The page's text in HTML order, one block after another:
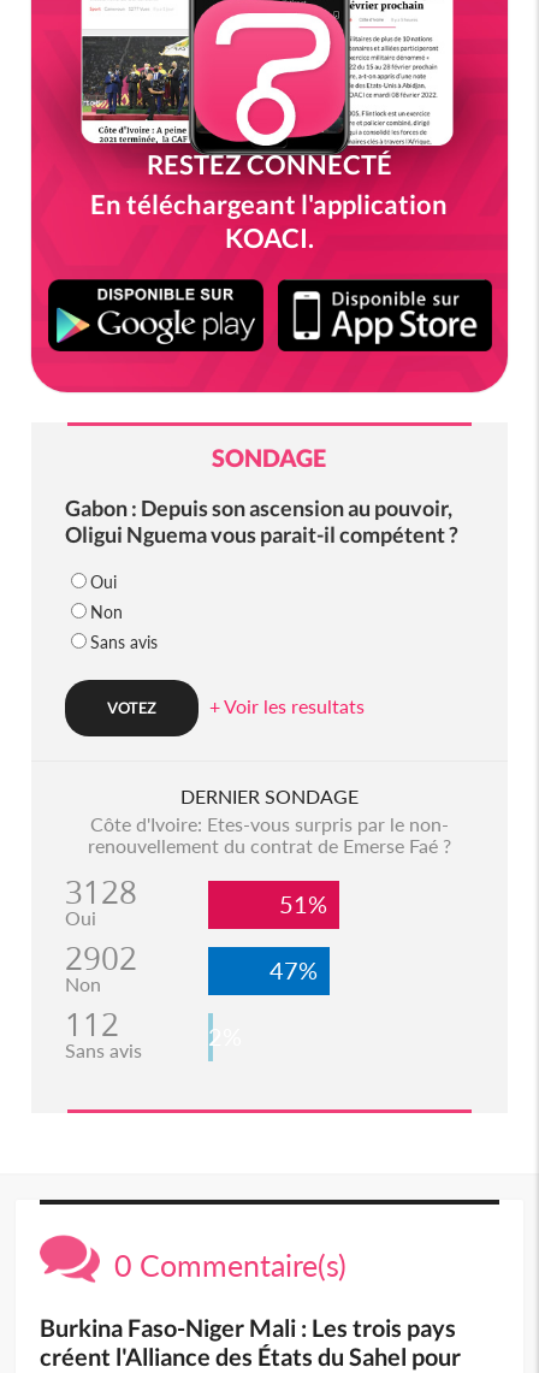
RESTEZ CONNECTÉ
En téléchargeant l'application
KOACI.
SONDAGE
Gabon : Depuis son ascension au pouvoir,
Oligui Nguema vous parait-il compétent ?
Oui
Non
Sans avis
+ Voir les resultats
DERNIER SONDAGE
Côte d'Ivoire: Etes-vous surpris par le non-
renouvellement du contrat de Emerse Faé ?
3128
Oui 51%
2902
Non 47%
112
Sans avis 2%
0 Commentaire(s)
Burkina Faso-Niger Mali : Les trois pays
créent l'Alliance des États du Sahel pour